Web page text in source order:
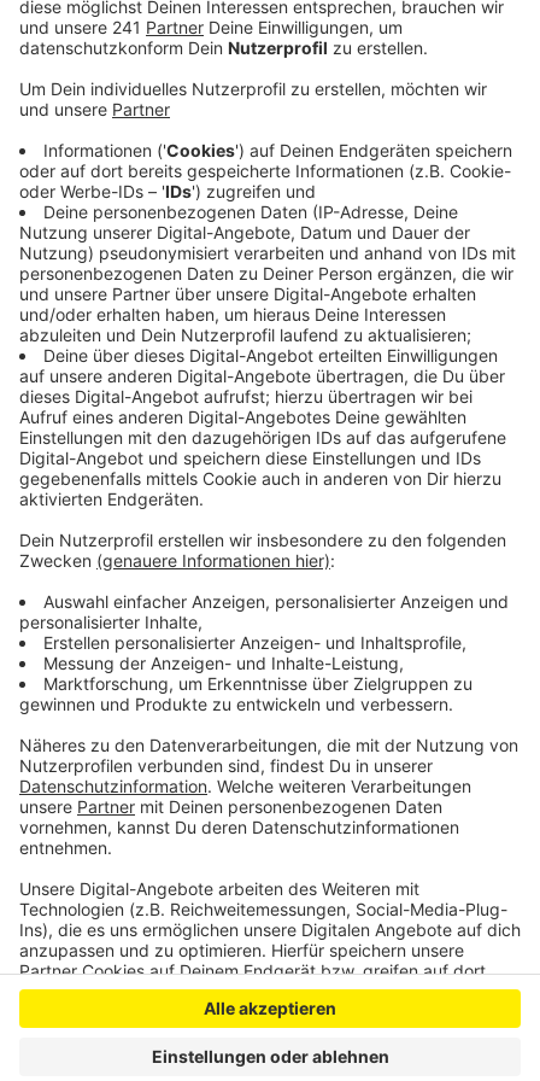
Anzeige
berichtet vom einem ganzen Container voller
Schrott, Bauschutt und Plastiksäcken. Das habe
man noch nicht so erlebt. Unbekannte hätten den
Container an einem Parkplatz an der Landstraße
115 bei Blankenheim in Nähe der Autobahn
abgestellt. Jetzt kümmert sich Straßen.NRW um
die Entsorgung.
Auch in Mechernich haben Ortsvorsteher jetzt
über Probleme mit wilden Müll gesprochen. Der
Bauhofleiter sagte, es gebe jede Woche etwa drei
Einsätze. In diesem Jahr seien schon zehn Tonnen
Müll zusammengekommen. Die Ortsvorsteherin
aus Satzvey sagte jetzt, sie habe in der Heide eine
ganze LKW-Ladung mit Bauschutt gefunden.
Veröffentlicht:Freitag, 26.06.2020 10:02
Anzeige
©Straßen.NRW
Anzeige
Anzeige